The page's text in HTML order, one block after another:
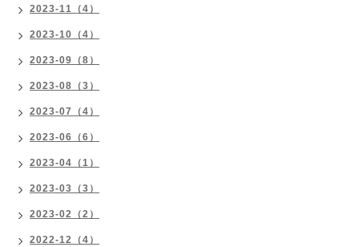
2023-11（4）
2023-10（4）
2023-09（8）
2023-08（3）
2023-07（4）
2023-06（6）
2023-04（1）
2023-03（3）
2023-02（2）
2022-12（4）